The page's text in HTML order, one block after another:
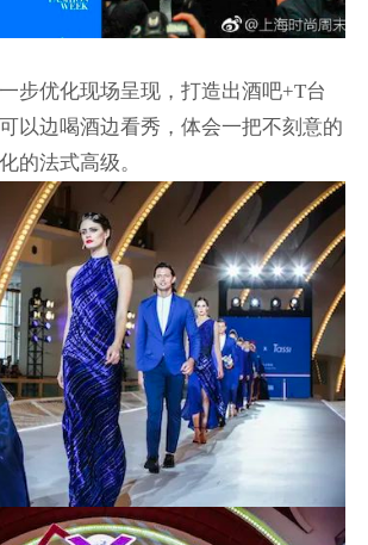
步优化现场呈现，打造出酒吧+T台
以边喝酒边看秀，体会一把不刻意的
的法式高级。